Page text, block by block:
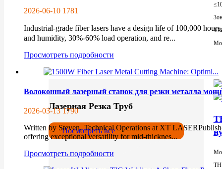
Лазерная Резка Труб
Посмотреть все
2026-06-10 1781
Industrial-grade fiber lasers have a design life of 100,000
and humidity, 30%-60% load operation, and re...
Просмотреть подробности
Волоконный лазерный станок для резки металла
2026-03-13 1790
Written by Steven, Technical Operations at XT
offering exceptional versatility for mid-thicknes...
Просмотреть подробности